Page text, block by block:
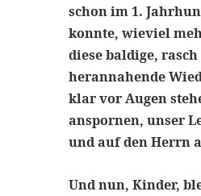
schon im 1.
konnte, wieviel
diese baldige,
herannahende
klar vor Augen
anspornen, unser
und auf den Herrn
Und nun, Kinder,